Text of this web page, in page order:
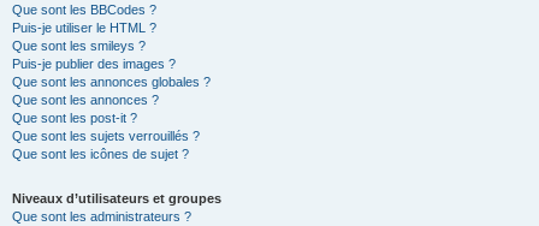
Que sont les BBCodes ?
Puis-je utiliser le HTML ?
Que sont les smileys ?
Puis-je publier des images ?
Que sont les annonces globales ?
Que sont les annonces ?
Que sont les post-it ?
Que sont les sujets verrouillés ?
Que sont les icônes de sujet ?
Niveaux d’utilisateurs et groupes
Que sont les administrateurs ?